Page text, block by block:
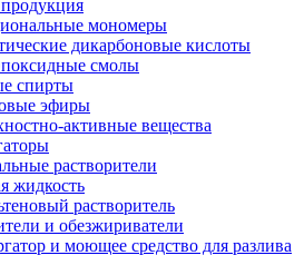
мономеры
дикарбоновые кислоты
смолы
спирты
эфиры
активные вещества
растворители
жидкость
растворитель
и обезжириватели
и моющее средство для разлива